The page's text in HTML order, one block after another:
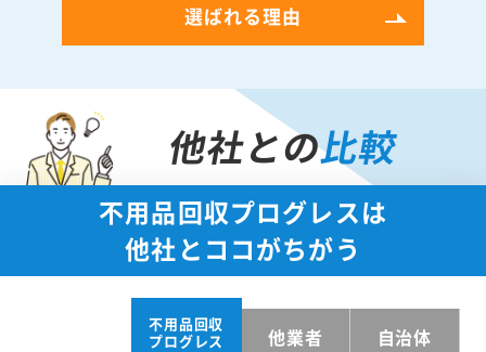
選ばれる理由
他社との比較
不用品回収プログレスは
他社とココがちがう
不用品回収
プログレス
他業者 自治体